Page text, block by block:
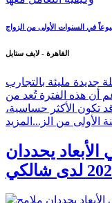
في السنوات الأولى من الزواج
القاهرة - لايف ستايل
جديدة مليئة بالتجارب
أن هذه الفترة تُعد من
تكون الأكثر حساسية،
الأولى من الز... المزيد
الأبعاد يحددان